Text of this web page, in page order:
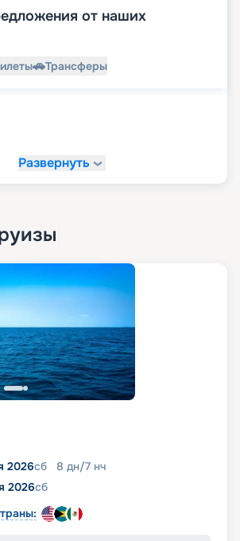
от наших
🚗Трансферы
Развернуть
2026сб 8 дн/7 нч
2026сб